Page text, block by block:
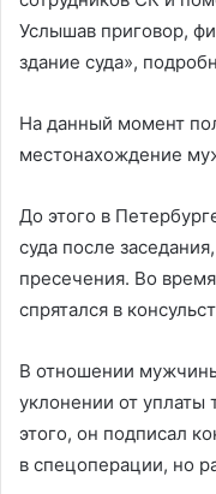
Услышав приговор,
здание суда»,
На данный момент
местонахождение
До этого в
суда после
пресечения. Во
спрятался в
В отношении
уклонении от
этого, он подписал
в спецоперации, но